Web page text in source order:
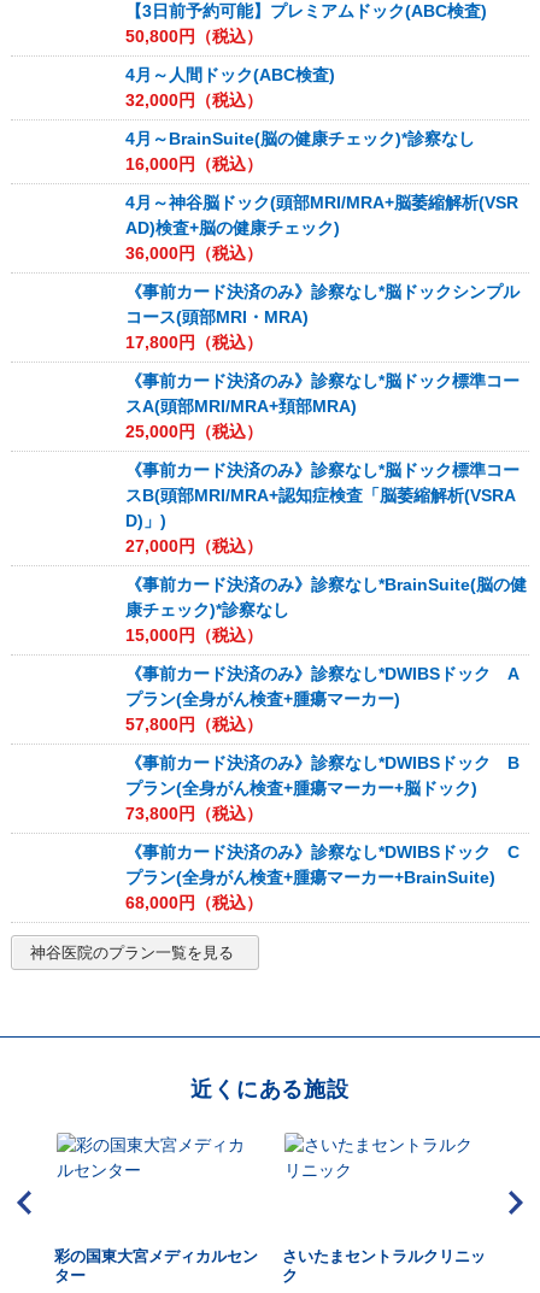
【3日前予約可能】プレミアムドック(ABC検査)
50,800円（税込）
4月～人間ドック(ABC検査)
32,000円（税込）
4月～BrainSuite(脳の健康チェック)*診察なし
16,000円（税込）
4月～神谷脳ドック(頭部MRI/MRA+脳萎縮解析(VSR
AD)検査+脳の健康チェック)
36,000円（税込）
《事前カード決済のみ》診察なし*脳ドックシンプル
コース(頭部MRI・MRA)
17,800円（税込）
《事前カード決済のみ》診察なし*脳ドック標準コー
スA(頭部MRI/MRA+頚部MRA)
25,000円（税込）
《事前カード決済のみ》診察なし*脳ドック標準コー
スB(頭部MRI/MRA+認知症検査「脳萎縮解析(VSRA
D)」)
27,000円（税込）
《事前カード決済のみ》診察なし*BrainSuite(脳の健
康チェック)*診察なし
15,000円（税込）
《事前カード決済のみ》診察なし*DWIBSドック A
プラン(全身がん検査+腫瘍マーカー)
57,800円（税込）
《事前カード決済のみ》診察なし*DWIBSドック B
プラン(全身がん検査+腫瘍マーカー+脳ドック)
73,800円（税込）
《事前カード決済のみ》診察なし*DWIBSドック C
プラン(全身がん検査+腫瘍マーカー+BrainSuite)
68,000円（税込）
神谷医院のプラン一覧を見る
近くにある施設
彩の国東大宮メディカルセン
ター
さいたまセントラルクリニッ
ク